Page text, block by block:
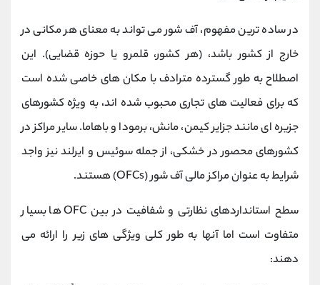
در ساده ترین مفهوم، آف‌ شور می تواند به معنای هر مکانی در
خارج از کشور باشد، (هر کشور، قلمرو یا حوزه قضایی). این
اصطلاح به طور گسترده مترادف با مکان های خاصی شده است
که برای فعالیت های تجاری محبوب شده اند، به ویژه کشورهای
جزیره ای مانند جزایر کیمن، مانش، برمودا و باهاما. سایر مراکز در
کشورهای محصور در خشکی، از جمله سوئیس و ایرلند نیز واجد
شرایط به عنوان مراکز مالی آف‌ شور (OFCs) هستند.
سطح استانداردهای نظارتی و شفافیت در بین OFC ها بسیار
متفاوت است اما آنها به طور کلی ویژگی های زیر را ارائه می
دهند: